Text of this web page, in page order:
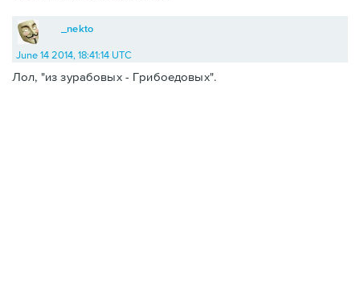
_nekto
June 14 2014, 18:41:14 UTC
Лол, "из зурабовых - Грибоедовых".